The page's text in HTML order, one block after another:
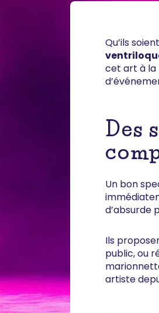
Qu’ils
cet art à la
Des
Un bon
d’absurde
Ils
public, ou
artiste